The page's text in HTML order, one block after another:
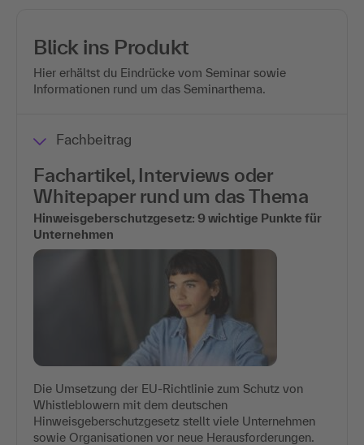
Blick ins Produkt
Hier erhältst du Eindrücke vom Seminar sowie
Informationen rund um das Seminarthema.
Fachbeitrag
Fachartikel, Interviews oder
Whitepaper rund um das Thema
Hinweisgeberschutzgesetz: 9 wichtige Punkte für
Unternehmen
Die Umsetzung der EU-Richtlinie zum Schutz von
Whistleblowern mit dem deutschen
Hinweisgeberschutzgesetz stellt viele Unternehmen
sowie Organisationen vor neue Herausforderungen.